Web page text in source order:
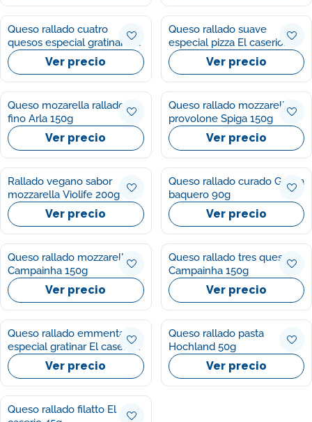
Queso rallado cuatro
quesos especial gratinar El
caserio 120gVer precio
Queso rallado suave
especial pizza El caserio
120g
Ver precio
Queso mozarella rallado
fino Arla 150g
Ver precio
Queso rallado mozzarella y
provolone Spiga 150g
Ver precio
Rallado vegano sabor
mozzarella Violife 200g
Ver precio
Queso rallado curado García
baquero 90g
Ver precio
Queso rallado mozzarella
Campainha 150g
Ver precio
Queso rallado tres quesos
Campainha 150g
Ver precio
Queso rallado emmental
especial gratinar El caserio
120g
Ver precio
Queso rallado pasta
Hochland 50g
Ver precio
Queso rallado filatto El